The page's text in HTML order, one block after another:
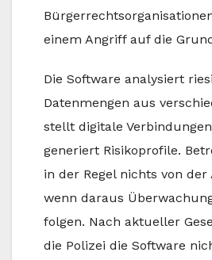
einem Angriff auf die
Die Software analysiert
Datenmengen aus
stellt digitale
generiert Risikoprofile.
in der Regel nichts von der
wenn daraus
folgen. Nach aktueller
die Polizei die Software